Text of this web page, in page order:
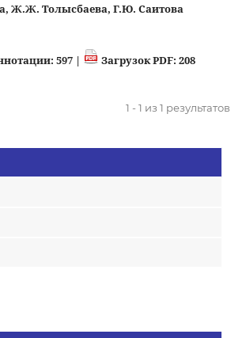
Ж.Ж. Толысбаева, Г.Ю. Саитова
597 |
Загрузок PDF: 208
1 - 1 из 1 результатов